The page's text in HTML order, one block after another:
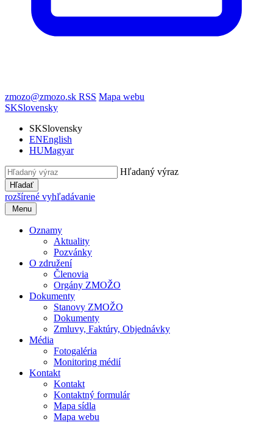
zmozo@zmozo.sk RSS Mapa webu
SKSlovensky
SKSlovensky
ENEnglish
HUMagyar
Hľadaný výraz
Hľadať
rozšírené vyhľadávanie
Menu
Oznamy
Aktuality
Pozvánky
O združení
Členovia
Orgány ZMOŽO
Dokumenty
Stanovy ZMOŽO
Dokumenty
Zmluvy, Faktúry, Objednávky
Média
Fotogaléria
Monitoring médií
Kontakt
Kontakt
Kontaktný formulár
Mapa sídla
Mapa webu